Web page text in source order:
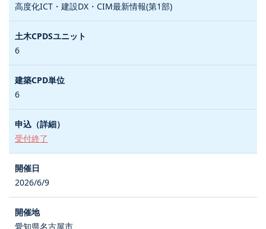
高度化ICT・建設DX・CIM最新情報(第1部)
6
6
受付終了
2026/6/9
愛知県名古屋市